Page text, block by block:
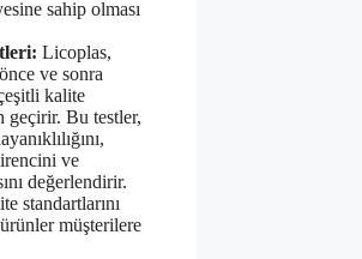
sahip olması
Licoplas,
ve sonra
kalite
geçirir. Bu testler,
ve
değerlendirir.
standartlarını
müşterilere